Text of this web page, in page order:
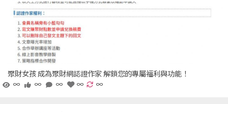
聚財女孩 成為聚財網認證作家 解鎖您的專屬福利與功能！
∞
∞ ∞ ∞ ∞